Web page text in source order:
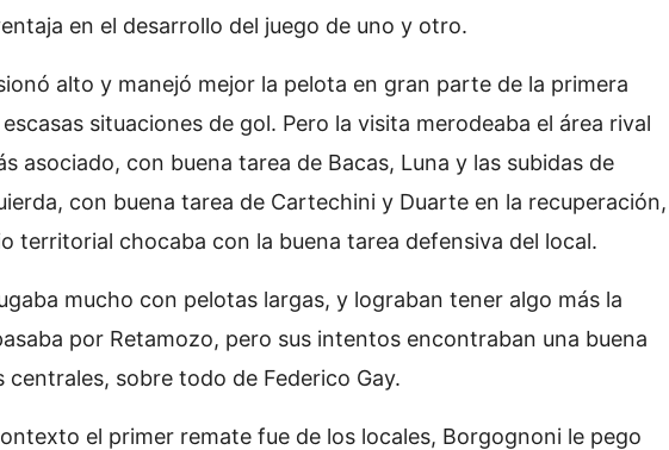
en el desarrollo del juego de uno y otro.
alto y manejó mejor la pelota en gran parte de la primera
situaciones de gol. Pero la visita merodeaba el área rival
asociado, con buena tarea de Bacas, Luna y las subidas de
con buena tarea de Cartechini y Duarte en la recuperación,
territorial chocaba con la buena tarea defensiva del local.
mucho con pelotas largas, y lograban tener algo más la
por Retamozo, pero sus intentos encontraban una buena
centrales, sobre todo de Federico Gay.
el primer remate fue de los locales, Borgognoni le pego